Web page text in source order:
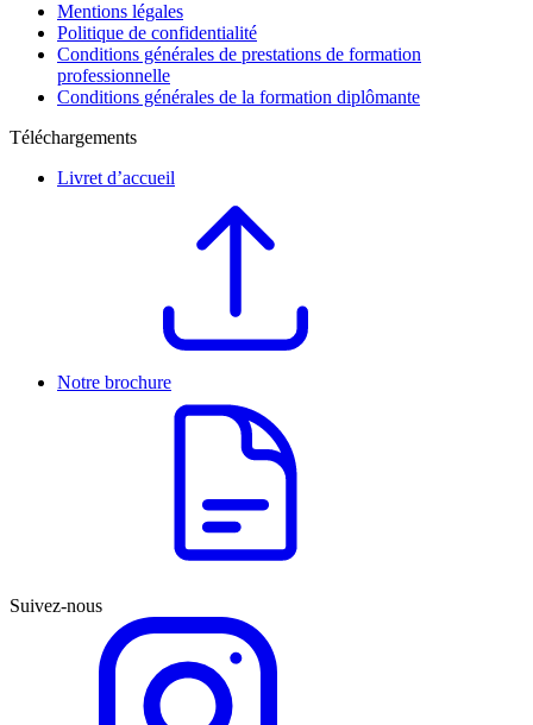
Mentions légales
Politique de confidentialité
Conditions générales de prestations de formation
professionnelle
Conditions générales de la formation diplômante
Téléchargements
Livret d’accueil
Notre brochure
Suivez-nous